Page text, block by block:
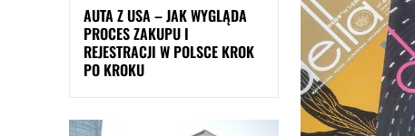
AUTA Z USA – JAK WYGLĄDA
PROCES ZAKUPU I
REJESTRACJI W POLSCE KROK
PO KROKU